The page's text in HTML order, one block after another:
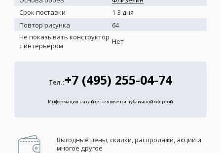
Срок поставки
1-3 дня
Повтор рисунка
64
Не показывать конструктор
с интерьером
Нет
Тел.:+7 (495) 255-04-74
Информация на сайте не является публичной офертой
Выгодные цены, скидки, распродажи, акции и
многое другое